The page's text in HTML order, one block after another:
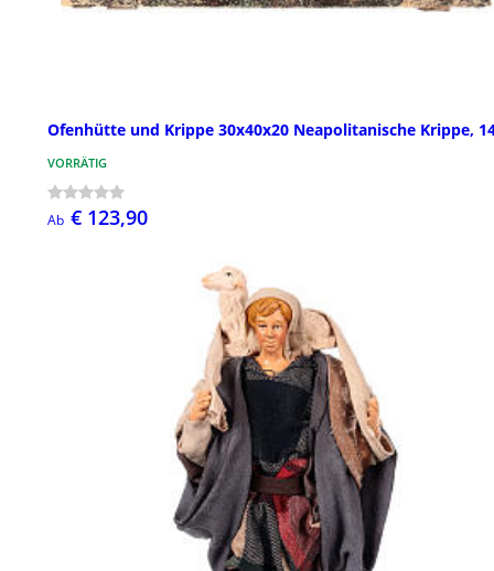
Ofenhütte und Krippe 30x40x20 Neapolitanische Krippe,
VORRÄTIG
Ab € 123,90